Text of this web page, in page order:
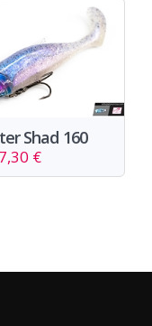
Shad 160
7,30 €